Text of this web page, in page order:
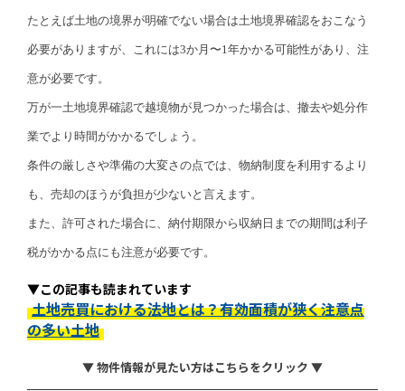
たとえば土地の境界が明確でない場合は土地境界確認をおこなう
必要がありますが、これには3か月〜1年かかる可能性があり、注
意が必要です。
万が一土地境界確認で越境物が見つかった場合は、撤去や処分作
業でより時間がかかるでしょう。
条件の厳しさや準備の大変さの点では、物納制度を利用するより
も、売却のほうが負担が少ないと言えます。
また、許可された場合に、納付期限から収納日までの期間は利子
税がかかる点にも注意が必要です。
▼この記事も読まれています
土地売買における法地とは？有効面積が狭く注意点
の多い土地
▼ 物件情報が見たい方はこちらをクリック ▼